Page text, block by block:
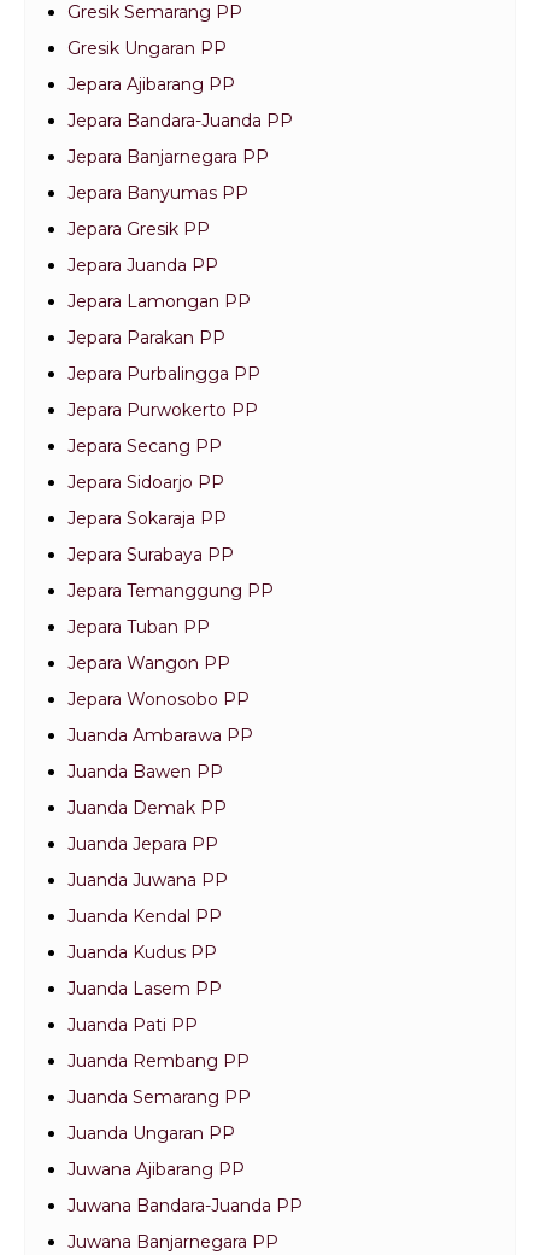
Gresik Semarang PP
Gresik Ungaran PP
Jepara Ajibarang PP
Jepara Bandara-Juanda PP
Jepara Banjarnegara PP
Jepara Banyumas PP
Jepara Gresik PP
Jepara Juanda PP
Jepara Lamongan PP
Jepara Parakan PP
Jepara Purbalingga PP
Jepara Purwokerto PP
Jepara Secang PP
Jepara Sidoarjo PP
Jepara Sokaraja PP
Jepara Surabaya PP
Jepara Temanggung PP
Jepara Tuban PP
Jepara Wangon PP
Jepara Wonosobo PP
Juanda Ambarawa PP
Juanda Bawen PP
Juanda Demak PP
Juanda Jepara PP
Juanda Juwana PP
Juanda Kendal PP
Juanda Kudus PP
Juanda Lasem PP
Juanda Pati PP
Juanda Rembang PP
Juanda Semarang PP
Juanda Ungaran PP
Juwana Ajibarang PP
Juwana Bandara-Juanda PP
Juwana Banjarnegara PP